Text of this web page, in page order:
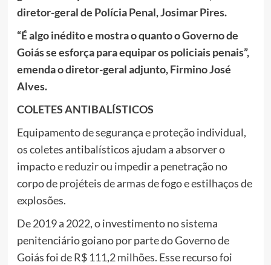
diretor-geral de Polícia Penal, Josimar Pires.
“É algo inédito e mostra o quanto o Governo de
Goiás se esforça para equipar os policiais penais”,
emenda o diretor-geral adjunto, Firmino José
Alves.
COLETES ANTIBALÍSTICOS
Equipamento de segurança e proteção individual,
os coletes antibalísticos ajudam a absorver o
impacto e reduzir ou impedir a penetração no
corpo de projéteis de armas de fogo e estilhaços de
explosões.
De 2019 a 2022, o investimento no sistema
penitenciário goiano por parte do Governo de
Goiás foi de R$ 111,2 milhões. Esse recurso foi